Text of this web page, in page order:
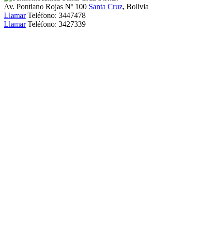
Av. Pontiano Rojas Nº 100 Santa Cruz, Bolivia
Llamar Teléfono: 3447478
Llamar Teléfono: 3427339